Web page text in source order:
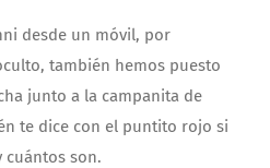
desde un móvil, por
también hemos puesto
junto a la campanita de
te dice con el puntito rojo si
cuántos son.